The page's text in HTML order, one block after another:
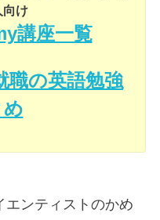
向け
講座一覧
職の英語勉強
エンティストのかめ